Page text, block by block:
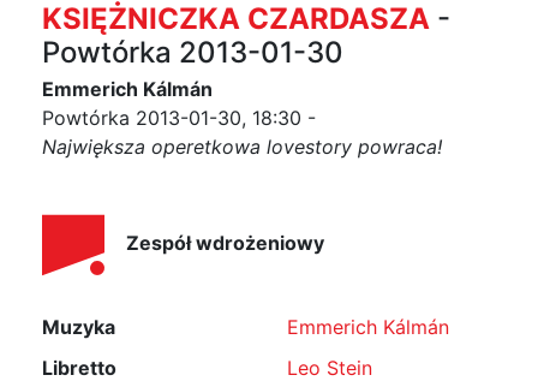
KSIĘŻNICZKA CZARDASZA -
Powtórka 2013-01-30
Emmerich Kálmán
Powtórka 2013-01-30, 18:30 -
Największa operetkowa lovestory powraca!
Zespół wdrożeniowy
Muzyka
Emmerich Kálmán
Libretto
Leo Stein